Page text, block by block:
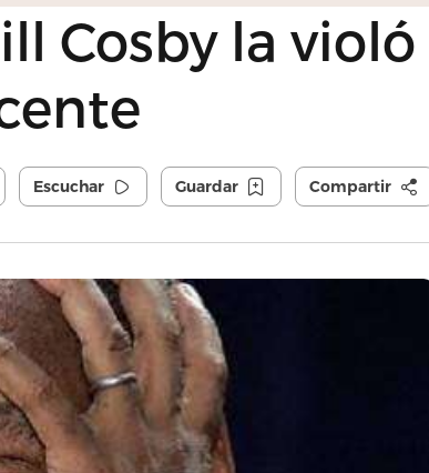
Cosby la violó
Escuchar Guardar Compartir